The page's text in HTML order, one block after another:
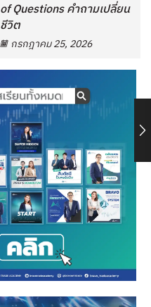
of Questions คำถามเปลี่ยน
ชีวิต
กรกฎาคม 25, 2026